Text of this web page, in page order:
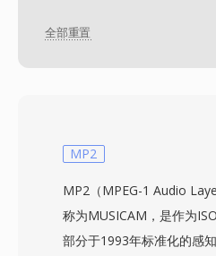
全部重置
MP2
MP2（MPEG-1 Audio
称为MUSICAM，是作为
部分于1993年标准化的感